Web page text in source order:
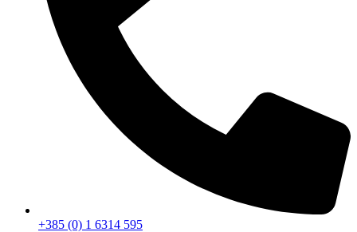
+385 (0) 1 6314 595